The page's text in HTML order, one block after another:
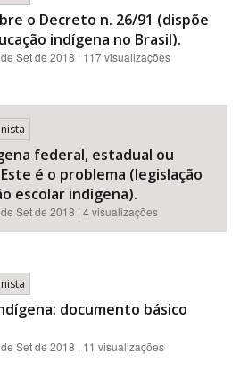
o Decreto n. 26/91 (dispõe
indígena no Brasil).
Set de 2018 | 117 visualizações
federal, estadual ou
é o problema (legislação
escolar indígena).
Set de 2018 | 4 visualizações
documento básico
Set de 2018 | 11 visualizações